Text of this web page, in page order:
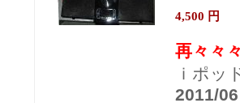
4,500 円
再々々
ｉポッ
2011/06